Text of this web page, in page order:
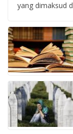
yang dimaksud